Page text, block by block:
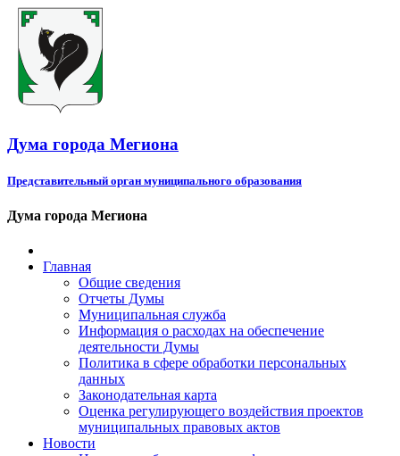
Дума города Мегиона
Представительный орган муниципального образования
Дума города Мегиона
Главная
Общие сведения
Отчеты Думы
Муниципальная служба
Информация о расходах на обеспечение
деятельности Думы
Политика в сфере обработки персональных
данных
Законодательная карта
Оценка регулирующего воздействия проектов
муниципальных правовых актов
Новости